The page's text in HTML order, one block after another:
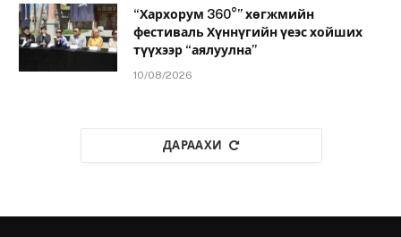
“Хархорум 360°” хөгжмийн
фестиваль Хүннүгийн үеэс хойших
түүхээр “аялуулна”
10/08/2026
ДАРААХИ